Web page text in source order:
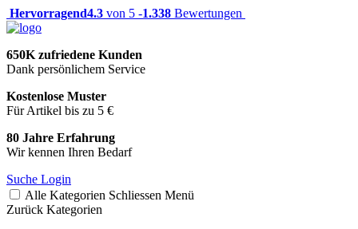
Hervorragend4.3 von 5 -1.338 Bewertungen
650K zufriedene Kunden
Dank persönlichem Service
Kostenlose Muster
Für Artikel bis zu 5 €
80 Jahre Erfahrung
Wir kennen Ihren Bedarf
Suche Login
Alle Kategorien Schliessen Menü
Zurück Kategorien